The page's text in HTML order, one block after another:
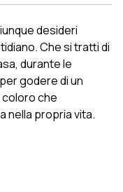
desideri
Che si tratti di
durante le
godere di un
che
nella propria vita.